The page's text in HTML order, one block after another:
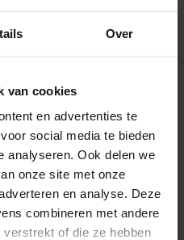
Over
van cookies
en advertenties te
social media te bieden
analyseren. Ook delen we
onze site met onze
en analyse. Deze
combineren met andere
of die ze hebben
van Oranje.
ons
nieuwsbrief